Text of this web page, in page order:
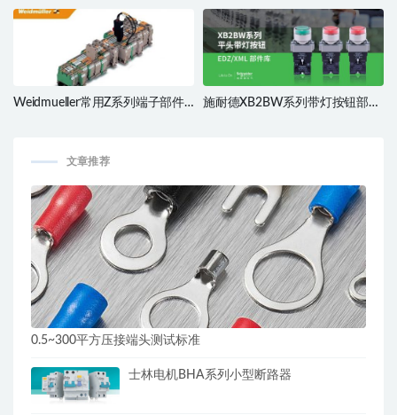
Weidmueller常用Z系列端子部件
施耐德XB2BW系列带灯按钮部件
文章推荐
0.5~300平方压接端头测试标准
士林电机BHA系列小型断路器